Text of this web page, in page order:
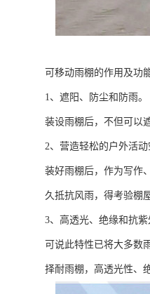
可移动雨棚的作用及功
1、遮阳、防尘和防雨。
装设雨棚后，不但可以
2、营造轻松的户外活动
装好雨棚后，作为写作
久抵抗风雨，得考验棚
3、高透光、绝缘和抗紫
可说此特性已将大多数
择耐雨棚，高透光性、